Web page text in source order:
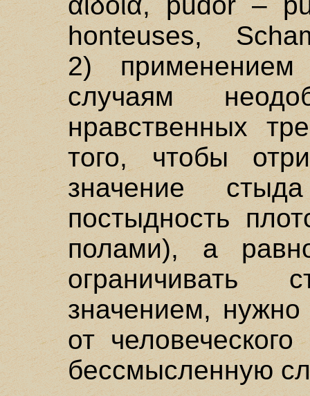
honteuses,
2)
случаям
нравственных
того, чтобы
значение
постыдность
полами), а
значением, нужно
от
бессмысленную